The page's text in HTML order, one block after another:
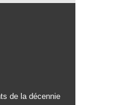
de la décennie